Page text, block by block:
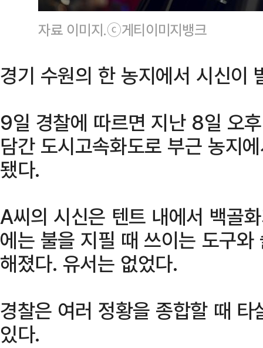
자료 이미지.ⓒ게티이미지뱅크
경기 수원의 한 농지에서 시신이
9일 경찰에 따르면 지난 8일 오
담간 도시고속화도로 부근 농지
됐다.
A씨의 시신은 텐트 내에서 백골
에는 불을 지필 때 쓰이는 도구
해졌다. 유서는 없었다.
경찰은 여러 정황을 종합할 때
있다.